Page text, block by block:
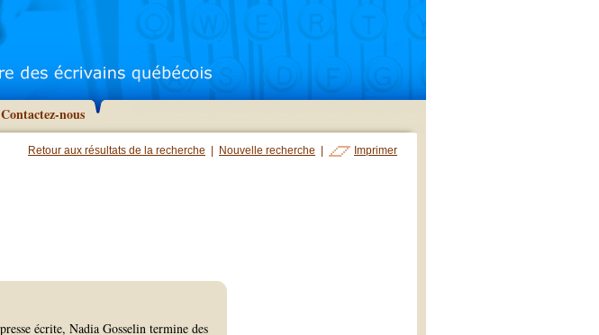
Contactez-nous
Retour aux résultats de la recherche Nouvelle recherche Imprimer
écrite, Nadia Gosselin termine des